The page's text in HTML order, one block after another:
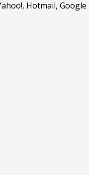
Hotmail,